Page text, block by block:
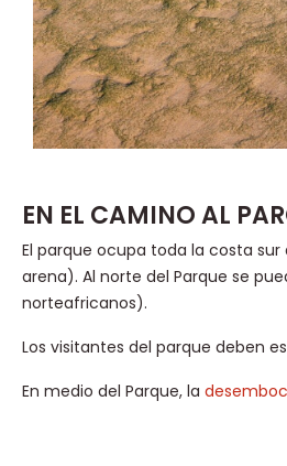
EN EL CAMINO AL
El parque ocupa toda la costa
arena). Al norte del Parque se
norteafricanos).
Los visitantes del parque deben
En medio del Parque, la